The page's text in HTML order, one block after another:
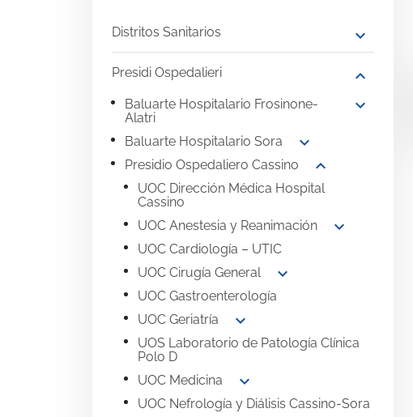
Distritos Sanitarios expand_more
Presidi Ospedalieri expand_more
Baluarte Hospitalario Frosinone-
Alatri
expand_more
Baluarte Hospitalario Sora expand_more
Presidio Ospedaliero Cassino expand_more
UOC Dirección Médica Hospital
Cassino
UOC Anestesia y Reanimación
expand_more
UOC Cardiología – UTIC
UOC Cirugía General
expand_more
UOC Gastroenterología
UOC Geriatría
expand_more
UOS Laboratorio de Patología Clínica
Polo D
UOC Medicina
expand_more
UOC Nefrología y Diálisis Cassino-Sora